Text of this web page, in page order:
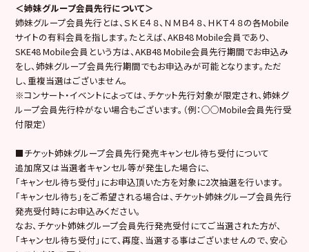
＜姉妹グループ会員先行について＞
姉妹グループ会員先行とは、ＳＫＥ４８、ＮＭＢ４８、ＨＫＴ４８の各Mobile
サイトの有料会員を指します。 たとえば、AKB48 Mobile会員であり、
SKE48 Mobile会員という方は、AKB48 Mobile会員先行期間でお申込み
をし、姉妹グループ会員先行期間でもお申込みが可能となります。ただ
し、重複当選はございません。
※コンサート・イベントによっては、チケット先行対象が限定され、姉妹グ
ループ会員先行枠がない場合もございます。（例：○○Mobile会員先行受
付限定）
■チケット姉妹グループ会員先行発売キャンセル待ち受付について
追加席又は当選者キャンセル等が発生した場合に、
「キャンセル待ち受付」にお申込頂いた方を対象に2次抽選を行います。
「キャンセル待ち」をご希望される場合は、チケット姉妹グループ会員先行
発売受付時にお申込みください。
なお、チケット姉妹グループ会員先行発売受付にてご当選された方が、
「キャンセル待ち受付」にて、再度、当選する事はございませんので、安心